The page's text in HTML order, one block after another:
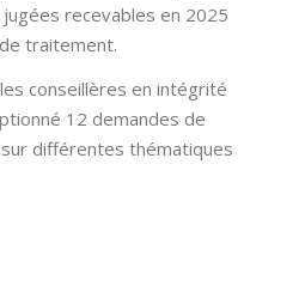
recevables en 2025
traitement.
conseillères en intégrité
12 demandes de
différentes thématiques